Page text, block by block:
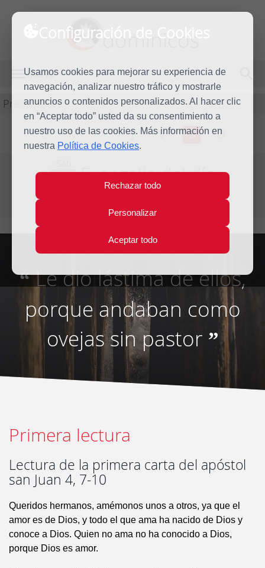
Configuración de Cookies
Usamos cookies para mejorar su experiencia de
navegación, analizar nuestro tráfico y mostrarle
anuncios o contenidos personalizados. Al hacer clic
en “Aceptar todo” usted da su consentimiento a
nuestro uso de las cookies. Más información en
nuestra Política de Cookies.
Rechazar todo
Personalizar
Aceptar todo
dominicos
MENÚ
Predicación
L M X J V S D
8 Evangelio del día
“Le dio lástima de ellos,
porque andaban como
ovejas sin pastor ”
Primera lectura
Lectura de la primera carta del apóstol
san Juan 4, 7-10
Queridos hermanos, amémonos unos a otros, ya que el
amor es de Dios, y todo el que ama ha nacido de Dios y
conoce a Dios. Quien no ama no ha conocido a Dios,
porque Dios es amor.